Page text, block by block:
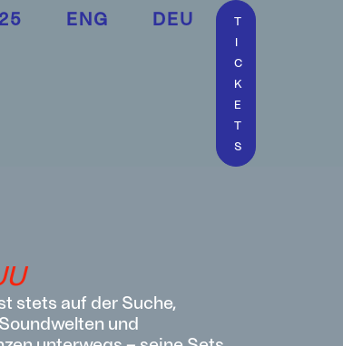
T
I
C
K
E
T
S
ENG DEU
stets auf der Suche,
und